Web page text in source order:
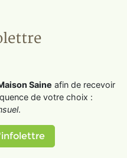
Saine afin de recevoir
de votre choix :
.